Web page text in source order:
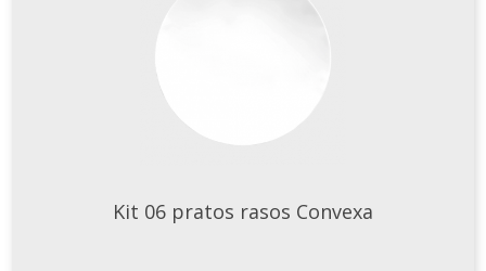
Kit 06 pratos rasos Convexa